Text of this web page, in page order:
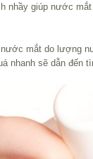
nhầy giúp nước
nước mắt do lượng
nhanh sẽ dẫn đến